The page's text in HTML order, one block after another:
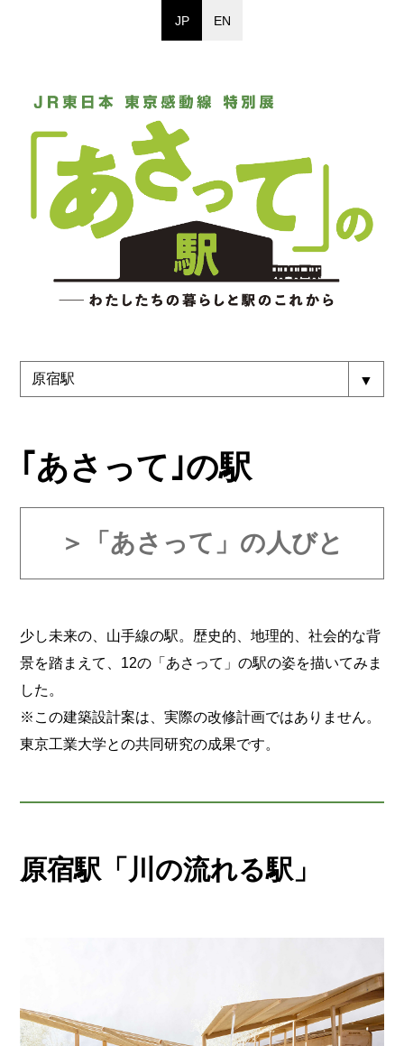
JP EN
｢あさって｣の駅
＞「あさって」の人びと
少し未来の、山手線の駅。歴史的、地理的、社会的な背
景を踏まえて、12の「あさって」の駅の姿を描いてみま
した。
※この建築設計案は、実際の改修計画ではありません。
東京工業大学との共同研究の成果です。
原宿駅「川の流れる駅」